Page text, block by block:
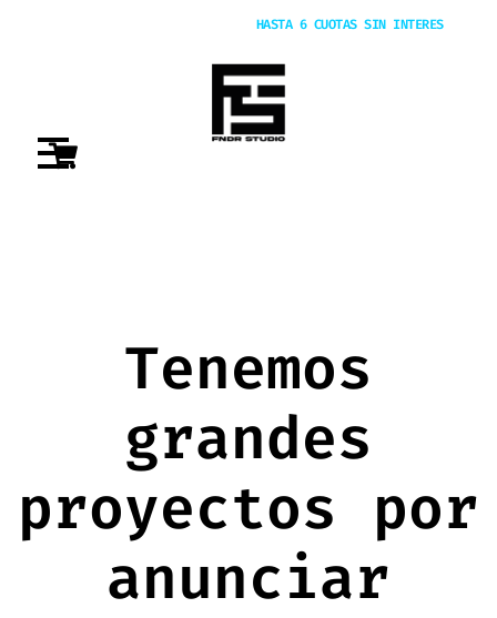
HASTA 6 CUOTAS SIN INTERES
Tenemos
grandes
proyectos por
anunciar